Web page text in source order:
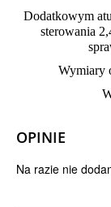
Dodatkowym
sterowania
Wymiary
OPINIE
Na razie nie